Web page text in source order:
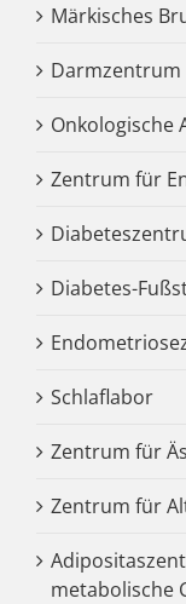
Märkisches
Darmzentrum
Onkologische
Zentrum für
Diabetes-
Schlaflabor
Zentrum für
Zentrum für
metabolische